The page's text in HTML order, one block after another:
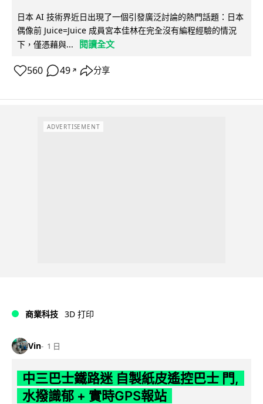
日本 AI 技術界近日出現了一個引發廣泛討論的熱門話題：日本
偶像前 Juice=Juice 成員宮本佳林在完全沒有編程經驗的情況
下，僅憑藉與...
閱讀全文
560 49 ↗ 分享
ADVERTISEMENT
商業科技 3D 打印
Vin 1 日
中三巴士鐵路迷 自製紙皮遙控巴士 門,
水撥識郁 + 實時GPS報站